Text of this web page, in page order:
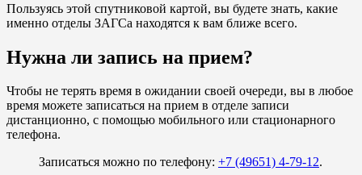
Пользуясь этой спутниковой картой, вы будете знать, какие
именно отделы ЗАГСа находятся к вам ближе всего.
Нужна ли запись на прием?
Чтобы не терять время в ожидании своей очереди, вы в любое
время можете записаться на прием в отделе записи
дистанционно, с помощью мобильного или стационарного
телефона.
Записаться можно по телефону: +7 (49651) 4-79-12.